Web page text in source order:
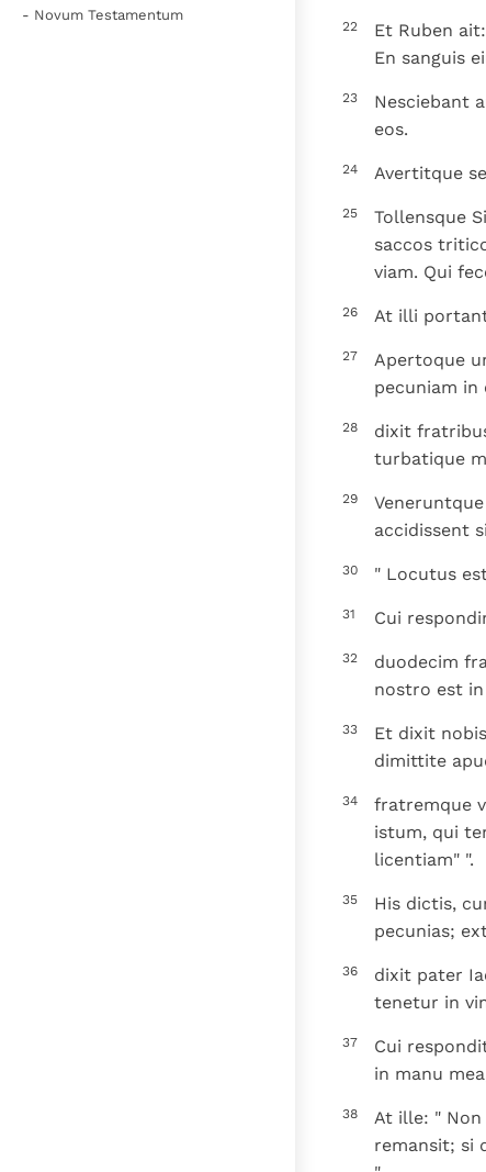
- Novum Testamentum
22
Et Ruben
En sanguis
23
Nesciebant
eos.
24 Avertitque
25
Tollensque
saccos
viam. Qui
26 At illi
27
Apertoque
pecuniam in
28
dixit
turbatique
29
accidissent
30 " Locutus
31 Cui
32
duodecim
nostro est
33
Et dixit
dimittite
34
fratremque
istum, qui
licentiam" ".
35
His dictis,
pecunias;
36
dixit pater
tenetur in
37
Cui
in manu
38
At ille: "
remansit; si